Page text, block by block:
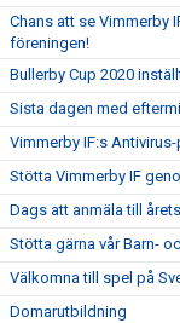
Chans att se Vimmerby
föreningen!
Bullerby Cup 2020
Sista dagen med
Vimmerby IF:s
Stötta Vimmerby IF
Dags att anmäla till
Stötta gärna vår Barn-
Välkomna till spel på
Domarutbildning